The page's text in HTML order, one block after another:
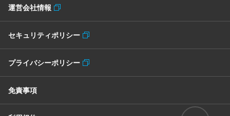
運営会社情報
セキュリティポリシー
プライバシーポリシー
免責事項